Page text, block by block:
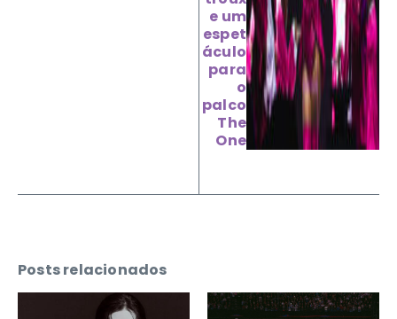
e um
espet
áculo
para
o
palco
The
One
Posts relacionados